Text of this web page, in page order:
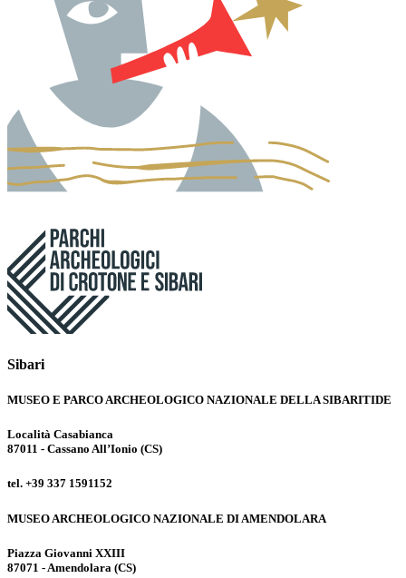
Sibari
MUSEO E PARCO ARCHEOLOGICO NAZIONALE DELLA SIBARITIDE
Località Casabianca
87011 - Cassano All’Ionio (CS)
tel. +39 337 1591152
MUSEO ARCHEOLOGICO NAZIONALE DI AMENDOLARA
Piazza Giovanni XXIII
87071 - Amendolara (CS)